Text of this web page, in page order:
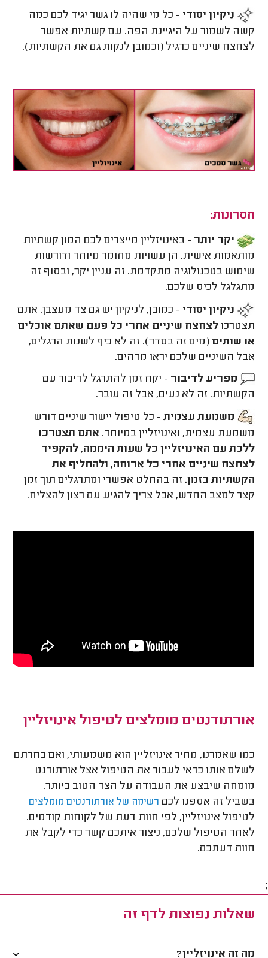
ניקיון יסודי - כל מי שהיה לו גשר יגיד לכם כמה
קשה לשמור על היגיינת הפה. עם קשתיות אפשר
לצחצח שיניים כרגיל (וכמובן לנקות גם את הקשתיות).
חסרונות:
יקר יותר - באינויזליין מייצרים לכם המון קשתיות
מותאמות אישית. הן עשויות מחומר מיוחד ודורשות
שימוש בטכנולוגיה מתקדמת. זה עניין יקר, ובסוף זה
מתגלגל לכיס שלכם.
ניקיון יסודי - כמובן, לניקיון יש גם צד מעצבן. אתם
תצטרכולצחצח שיניים אחרי כל פעם שאתם אוכלים
או שותים (מים זה בסדר). זה לא כיף לשנות הרגלים,
אבל השיניים שלכם יראו מדהים.
מפריע לדיבור - יקח זמן להתרגל לדיבור עם
הקשתיות. זה לא נעים, אבל זה עובר.
משמעת עצמית - כל טיפול יישור שיניים דורש
משמעת עצמית, ואינויזליין במיוחד. אתם תצטרכו
ללכת עם האינויזליין כל שעות היממה, להקפיד
לצחצח שיניים אחרי כל ארוחה, ולהחליף את
הקשתיות בזמן. זה בהחלט אפשרי ומתרגלים תוך זמן
קצר למצב החדש, אבל צריך להגיע עם רצון להצליח.
אורתודנטים מומלצים לטיפול אינויזליין
כמו שאמרנו, מחיר אינויזליין הוא משמעותי, ואם בחרתם
לשלם אותו כדאי לעבור את הטיפול אצל אורתודנט
מומחה שיבצע את העבודה על הצד הטוב ביותר.
בשביל זה אספנו לכם רשימה של אורתודנטים מומלצים
לטיפול אינויזליין, לפי חוות דעת של לקוחות קודמים.
לאחר הטיפול שלכם, ניצור איתכם קשר כדי לקבל את
חוות דעתכם.
;
שאלות נפוצות לדף זה
מה זה אינויזליין?